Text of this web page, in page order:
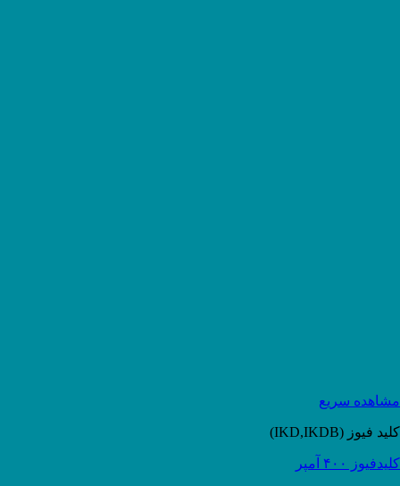
مشاهده سریع
کلید فیوز (IKD,IKDB)
کلیدفیوز ۴۰۰ آمپر